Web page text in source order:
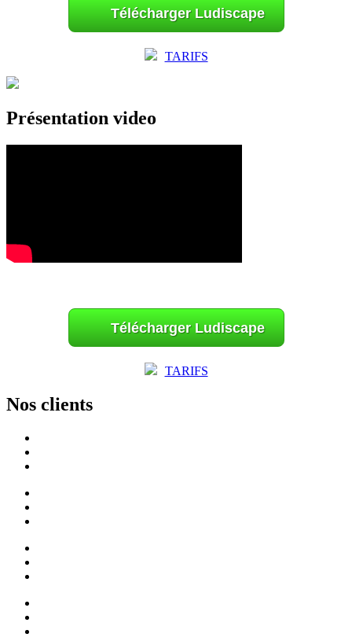
Télécharger Ludiscape
TARIFS
Présentation video
Télécharger Ludiscape
TARIFS
Nos clients